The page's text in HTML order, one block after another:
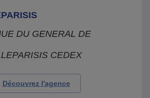
DU GENERAL DE
CEDEX
Découvrez l'agence